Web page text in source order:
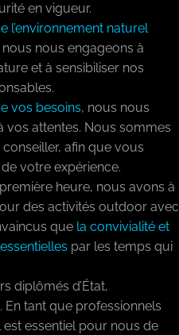
en vigueur.
l’environnement naturel
nous engageons à
et à sensibiliser nos
vos besoins, nous nous
vos attentes. Nous sommes
afin que vous
votre expérience.
heure, nous avons à
des activités outdoor avec
que la convivialité et
par les temps qui
diplômés d’État,
En tant que professionnels
essentiel pour nous de